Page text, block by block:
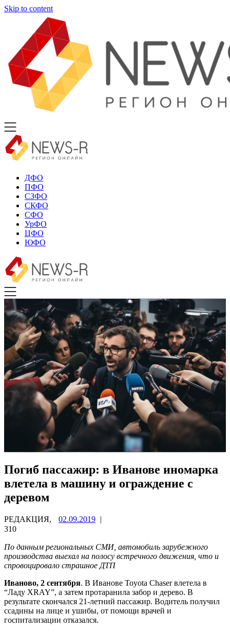
Skip to content
ДФО
ПФО
СЗФО
СКФО
СФО
УрФО
ЦФО
ЮФО
Погиб пассажир: в Иванове иномарка
влетела в машину и ограждение с
деревом
РЕДАКЦИЯ, 02.09.2019 |
310
По данным региональных СМИ, автомобиль зарубежного
производства выехал на полосу встречного движения, что и
спровоцировало страшное ДТП
Иваново, 2 сентября. В Иванове Toyota Chaser влетела в
“Ладу XRAY”, а затем протаранила забор и дерево. В
результате скончался 21-летний пассажир. Водитель получил
ссадины на лице и ушибы, от помощи врачей и
госпитализации отказался.